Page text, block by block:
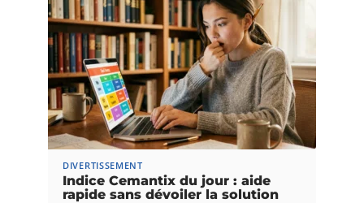
DIVERTISSEMENT
Indice Cemantix du jour : aide
rapide sans dévoiler la solution